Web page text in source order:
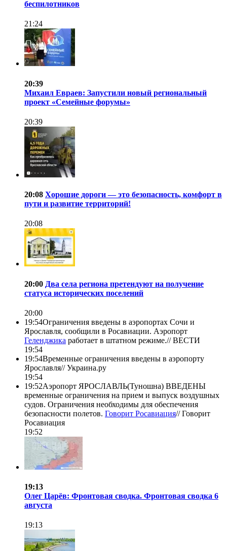
беспилотников
21:24
20:39
Михаил Евраев: Запустили новый региональный
проект «Семейные форумы»
20:39
20:08 Хорошие дороги — это безопасность, комфорт в
пути и развитие территорий!
20:08
20:00 Два села региона претендуют на получение
статуса исторических поселений
20:00
19:54Ограничения введены в аэропортах Сочи и
Ярославля, сообщили в Росавиации. Аэропорт
Геленджика работает в штатном режиме.//ВЕСТИ
19:54
19:54Временные ограничения введены в аэропорту
Ярославля//Украина.ру
19:54
19:52Аэропорт ЯРОСЛАВЛЬ(Туношна) ВВЕДЕНЫ
временные ограничения на прием и выпуск воздушных
судов. Ограничения необходимы для обеспечения
безопасности полетов. Говорит Росавиация//Говорит
Росавиация
19:52
19:13
Олег Царёв: Фронтовая сводка. Фронтовая сводка 6
августа
19:13